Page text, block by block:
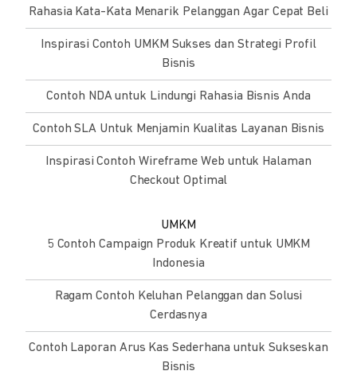
Rahasia Kata-Kata Menarik Pelanggan Agar Cepat Beli
Inspirasi Contoh UMKM Sukses dan Strategi Profil
Bisnis
Contoh NDA untuk Lindungi Rahasia Bisnis Anda
Contoh SLA Untuk Menjamin Kualitas Layanan Bisnis
Inspirasi Contoh Wireframe Web untuk Halaman
Checkout Optimal
UMKM
5 Contoh Campaign Produk Kreatif untuk UMKM
Indonesia
Ragam Contoh Keluhan Pelanggan dan Solusi
Cerdasnya
Contoh Laporan Arus Kas Sederhana untuk Sukseskan
Bisnis